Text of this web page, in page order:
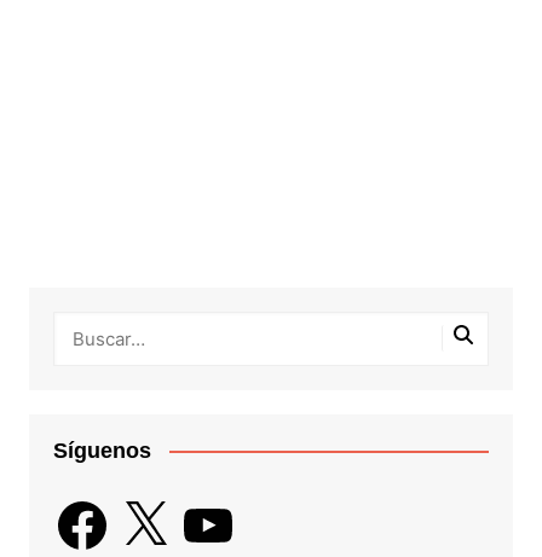
Síguenos
Facebook
X YouTube